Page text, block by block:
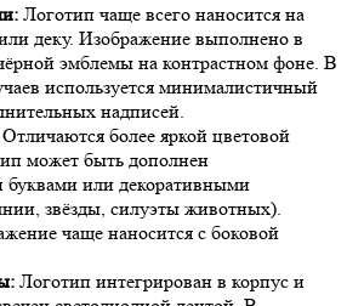
Логотип чаще всего наносится на
деку. Изображение выполнено в
эмблемы на контрастном фоне. В
используется минималистичный
надписей.
Отличаются более яркой цветовой
может быть дополнен
буквами или декоративными
звёзды, силуэты животных).
чаще наносится с боковой
Логотип интегрирован в корпус и